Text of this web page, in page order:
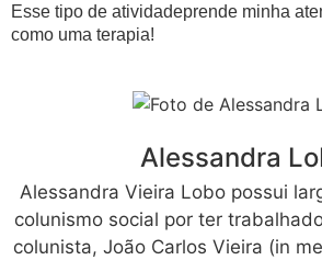
Esse tipo de atividadeprende minha
como uma terapia!
Alessandra
Alessandra Vieira Lobo possui
colunismo social por ter
colunista, João Carlos Vieira (in